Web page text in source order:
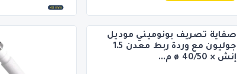
صفاية تصريف بونوميني موديل
جوليون مع وردة ربط معدن 1.5
إنش × 50/ø 40 م...